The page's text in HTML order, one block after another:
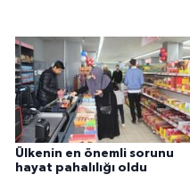
Ülkenin en önemli sorunu
hayat pahalılığı oldu